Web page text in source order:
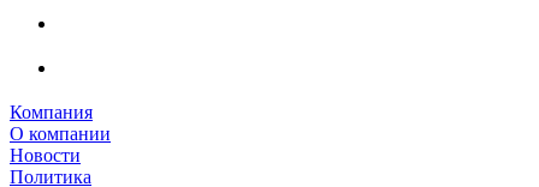
Компания
О компании
Новости
Политика